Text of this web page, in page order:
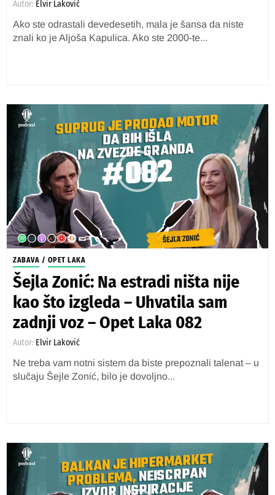
Autor: Elvir Laković
Ako ste odrastali devedesetih, mala je šansa da niste
znali ko je Aljoša Kapulica. Ako ste 2000-te...
ZABAVA / OPET LAKA
Šejla Zonić: Na estradi ništa nije
kao što izgleda – Uhvatila sam
zadnji voz – Opet Laka 082
Autor: Elvir Laković
Ne treba vam notni sistem da biste prepoznali talenat – u
slučaju Šejle Zonić, bilo je dovoljno...